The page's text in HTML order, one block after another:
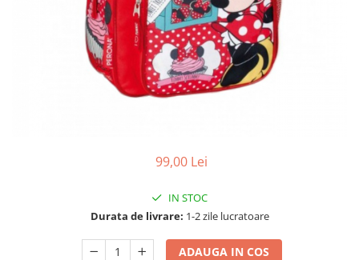
99,00 Lei
IN STOC
Durata de livrare: 1-2 zile lucratoare
ADAUGA IN COS